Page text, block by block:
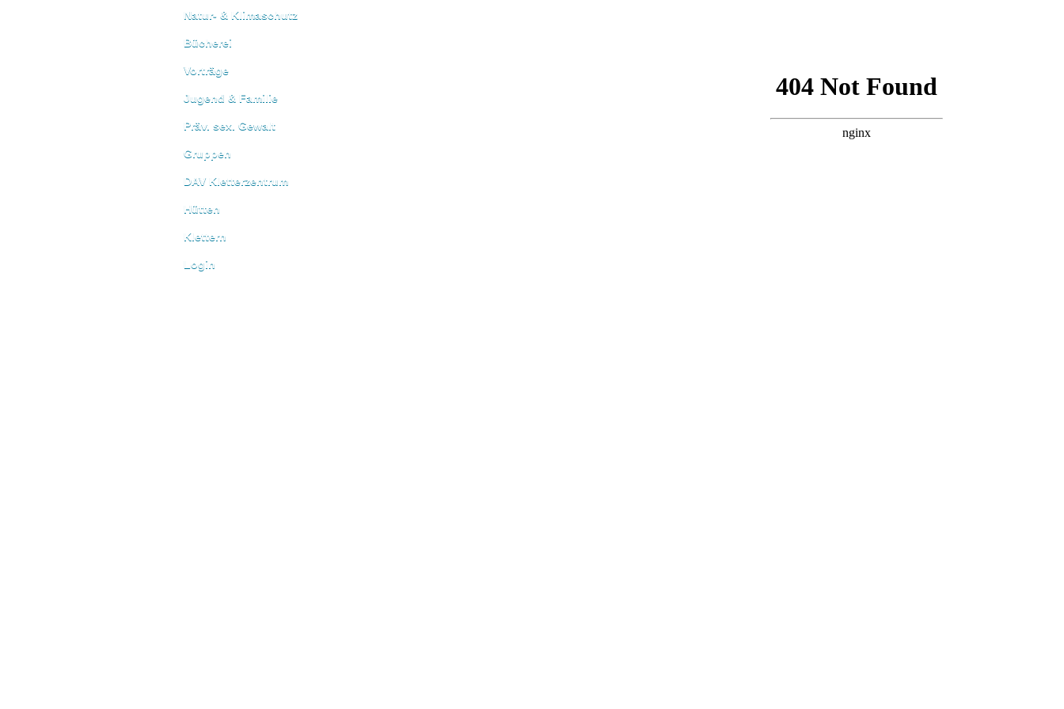
Natur- & Klimaschutz
Bücherei
Vorträge
Jugend & Familie
Präv. sex. Gewalt
Gruppen
DAV Kletterzentrum
Hütten
Klettern
Login